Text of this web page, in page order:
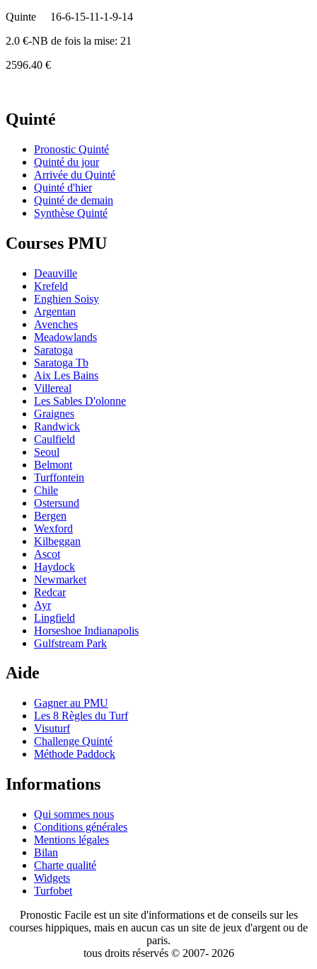
Quinte
16-6-15-11-1-9-14
2.0 €-NB de fois la mise: 21
2596.40 €
Quinté
Pronostic Quinté
Quinté du jour
Arrivée du Quinté
Quinté d'hier
Quinté de demain
Synthèse Quinté
Courses PMU
Deauville
Krefeld
Enghien Soisy
Argentan
Avenches
Meadowlands
Saratoga
Saratoga Tb
Aix Les Bains
Villereal
Les Sables D'olonne
Graignes
Randwick
Caulfield
Seoul
Belmont
Turffontein
Chile
Ostersund
Bergen
Wexford
Kilbeggan
Ascot
Haydock
Newmarket
Redcar
Ayr
Lingfield
Horseshoe Indianapolis
Gulfstream Park
Aide
Gagner au PMU
Les 8 Règles du Turf
Visuturf
Challenge Quinté
Méthode Paddock
Informations
Qui sommes nous
Conditions générales
Mentions légales
Bilan
Charte qualité
Widgets
Turfobet
Pronostic Facile est un site d'informations et de conseils sur les
courses hippiques, mais en aucun cas un site de jeux d'argent ou de
paris.
tous droits réservés © 2007- 2026